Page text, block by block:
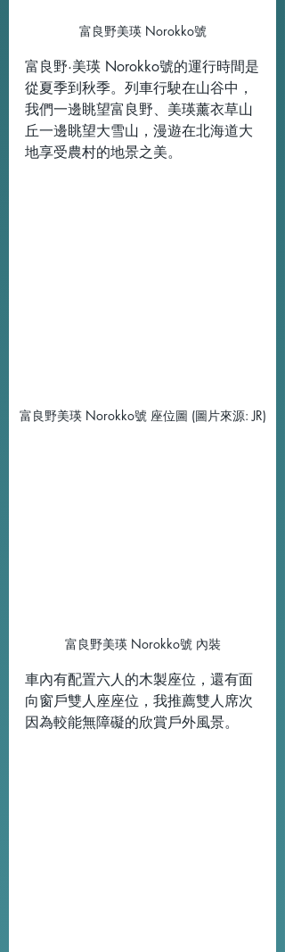
富良野美瑛 Norokko號
富良野·美瑛 Norokko號的運行時間是
從夏季到秋季。列車行駛在山谷中，
我們一邊眺望富良野、美瑛薰衣草山
丘一邊眺望大雪山，漫遊在北海道大
地享受農村的地景之美。
富良野美瑛 Norokko號 座位圖 (圖片來源: JR)
富良野美瑛 Norokko號 內裝
車內有配置六人的木製座位，還有面
向窗戶雙人座座位，我推薦雙人席次
因為較能無障礙的欣賞戶外風景。